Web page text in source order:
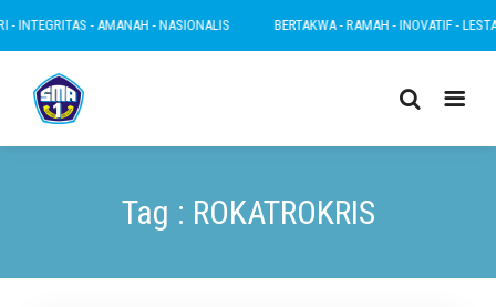
- AMANAH - NASIONALIS BERTAKWA - RAMAH - INOVATIF -
Tag : ROKATROKRIS